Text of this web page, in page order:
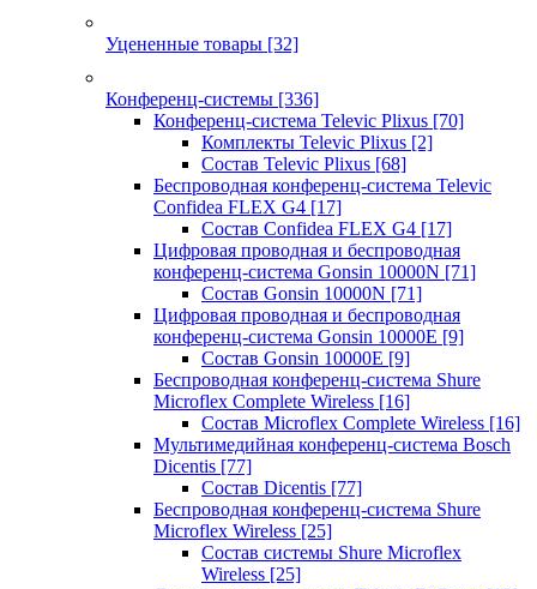
Уцененные товары [32]
Конференц-системы [336]
Конференц-система Televic Plixus [70]
Комплекты Televic Plixus [2]
Состав Televic Plixus [68]
Беспроводная конференц-система Televic
Confidea FLEX G4 [17]
Состав Confidea FLEX G4 [17]
Цифровая проводная и беспроводная
конференц-система Gonsin 10000N [71]
Состав Gonsin 10000N [71]
Цифровая проводная и беспроводная
конференц-система Gonsin 10000E [9]
Состав Gonsin 10000E [9]
Беспроводная конференц-система Shure
Microflex Complete Wireless [16]
Состав Microflex Complete Wireless [16]
Мультимедийная конференц-система Bosch
Dicentis [77]
Состав Dicentis [77]
Беспроводная конференц-система Shure
Microflex Wireless [25]
Состав системы Shure Microflex
Wireless [25]